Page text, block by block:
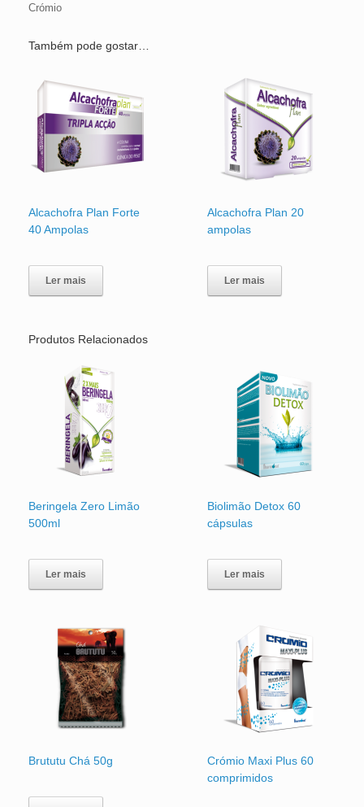
Crómio
Também pode gostar…
Alcachofra Plan Forte
40 Ampolas
Ler mais
Alcachofra Plan 20
ampolas
Ler mais
Produtos Relacionados
Beringela Zero Limão
500ml
Ler mais
Biolimão Detox 60
cápsulas
Ler mais
Brututu Chá 50g
Crómio Maxi Plus 60
comprimidos